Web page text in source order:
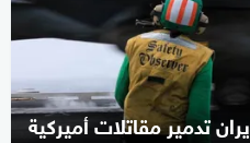
تدمير مقاتلات أميركية